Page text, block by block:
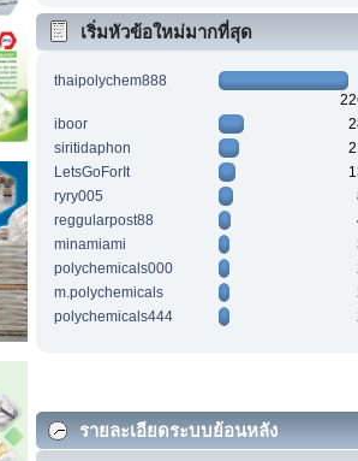
เริ่มหัวข้อใหม่มากที่สุด
thaipolychem888
iboor
siritidaphon
LetsGoForIt
ryry005
reggularpost88
minamiami
polychemicals000
m.polychemicals
polychemicals444
รายละเอียดระบบย้อนหลัง